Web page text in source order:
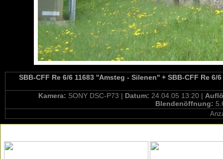
SBB-CFF Re 6/6 11683 ''Amsteg - Silenen'' + SBB-CFF Re
Kamera: SONY DSC-P73 | Datum: 24.04.05 13:20 |
Blendenöffnung: